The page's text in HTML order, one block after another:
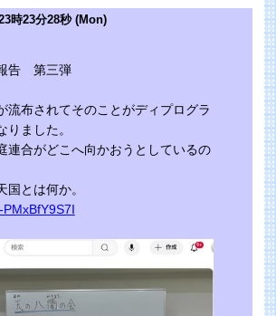
時23分28秒 (Mon)
告 第三弾
流布されてそのことがディプログラ
りました。
連合がどこへ向かおうとしているの
国とは何か。